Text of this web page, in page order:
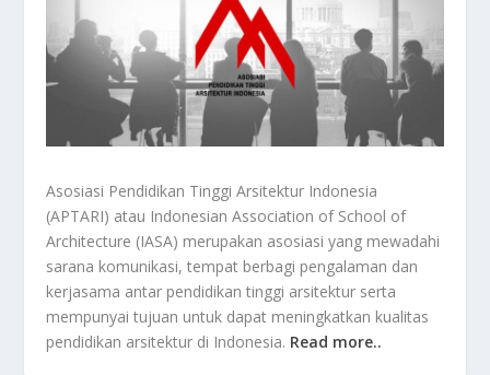
Asosiasi Pendidikan Tinggi Arsitektur Indonesia
(APTARI) atau Indonesian Association of School of
Architecture (IASA) merupakan asosiasi yang mewadahi
sarana komunikasi, tempat berbagi pengalaman dan
kerjasama antar pendidikan tinggi arsitektur serta
mempunyai tujuan untuk dapat meningkatkan kualitas
pendidikan arsitektur di Indonesia. Read more..